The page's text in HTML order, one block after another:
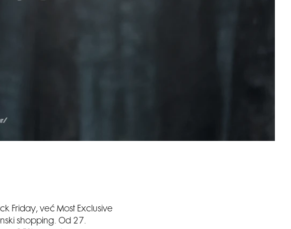
Friday, već Most Exclusive
shopping. Od 27.